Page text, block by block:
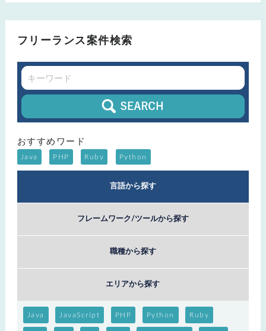
フリーランス案件検索
おすすめワード
Java PHP Ruby Python
言語から探す
フレームワーク/ツールから探す
職種から探す
エリアから探す
Java JavaScript PHP Python Ruby